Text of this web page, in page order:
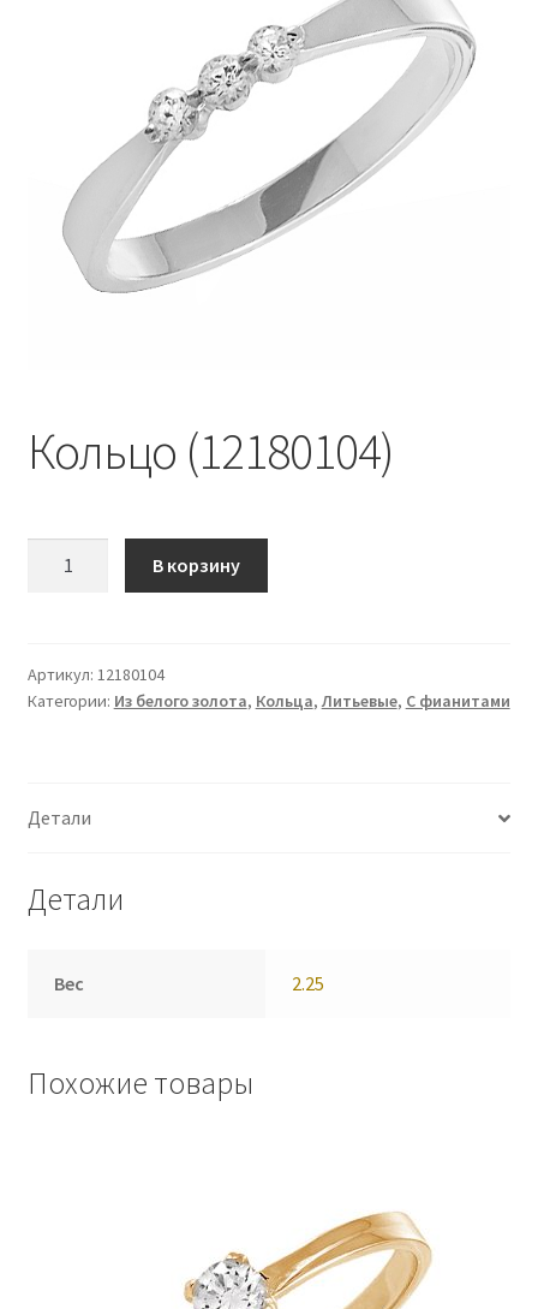
Кольцо (12180104)
В корзину
Артикул: 12180104
Категории: Из белого золота, Кольца, Литьевые, С фианитами
Детали
Детали
Вес 2.25
Похожие товары